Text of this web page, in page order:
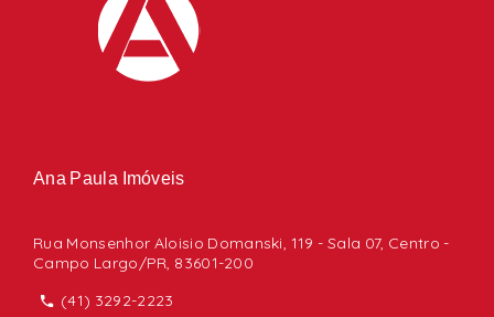
Ana Paula Imóveis
Rua Monsenhor Aloisio Domanski, 119 - Sala 07, Centro -
Campo Largo/PR, 83601-200
(41) 3292-2223